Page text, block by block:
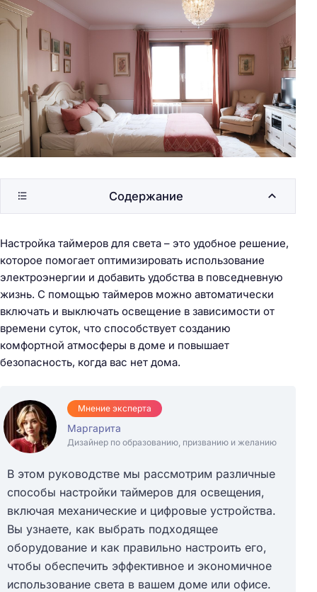
Настройка таймеров для света – это удобное решение,
которое помогает оптимизировать использование
электроэнергии и добавить удобства в повседневную
жизнь. С помощью таймеров можно автоматически
включать и выключать освещение в зависимости от
времени суток, что способствует созданию
комфортной атмосферы в доме и повышает
безопасность, когда вас нет дома.
Мнение эксперта
Маргарита
Дизайнер по образованию, призванию и желанию
В этом руководстве мы рассмотрим различные
способы настройки таймеров для освещения,
включая механические и цифровые устройства.
Вы узнаете, как выбрать подходящее
оборудование и как правильно настроить его,
чтобы обеспечить эффективное и экономичное
использование света в вашем доме или офисе.
Содержание